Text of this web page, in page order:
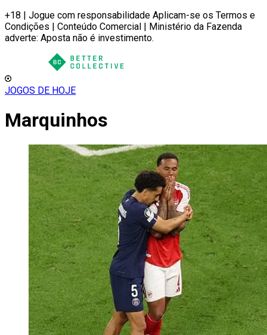
+18 | Jogue com responsabilidade Aplicam-se os Termos e
Condições | Conteúdo Comercial | Ministério da Fazenda
adverte: Aposta não é investimento.
JOGOS DE HOJE
Marquinhos